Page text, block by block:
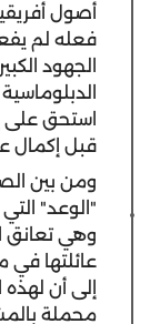
أصول
فعله لم
الجهود
قبل إكمال
ومن بين
"الوعد"
وهي تعانق
إلى أن
محملة